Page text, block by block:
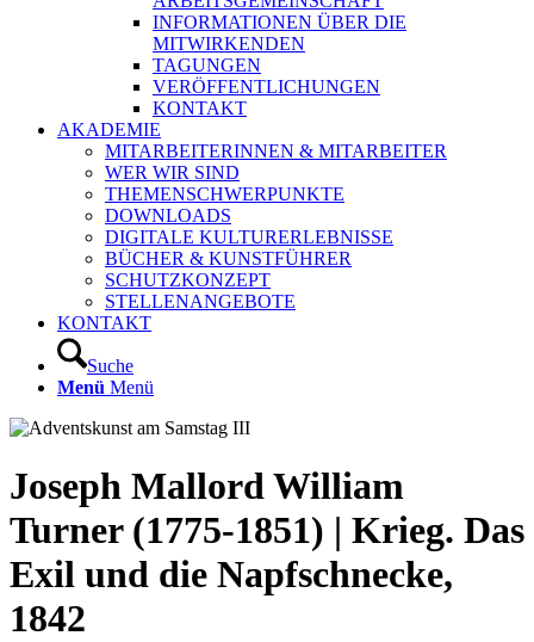
INFORMATIONEN ÜBER DIE
MITWIRKENDEN
TAGUNGEN
VERÖFFENTLICHUNGEN
KONTAKT
AKADEMIE
MITARBEITERINNEN & MITARBEITER
WER WIR SIND
THEMENSCHWERPUNKTE
DOWNLOADS
DIGITALE KULTURERLEBNISSE
BÜCHER & KUNSTFÜHRER
SCHUTZKONZEPT
STELLENANGEBOTE
KONTAKT
Suche
Menü Menü
Joseph Mallord William
Turner (1775-1851) | Krieg. Das
Exil und die Napfschnecke,
1842